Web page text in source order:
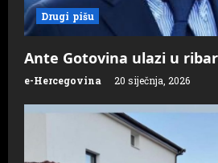
o
n
Drugi pišu
Ante Gotovina ulazi u
e-Hercegovina 20 siječnja, 2026